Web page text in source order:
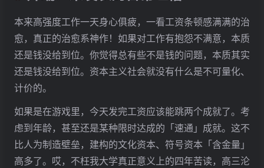
Ti (内向思考 - Introverted Thinking)
Te (外向思考 - Extraverted Thinking)
4. 情感轴 (Feeling Axis) - 追求和谐与价值
Fi (内向情感 - Introverted Feeling)
第二部分：功能轴在人格中的组合与运作
第二回合（分析者 → 对象）
第二回合（对象 → 分析者）
拉康精神分析
本来高强度工作一天身心俱疲，一看工资条顿感满满的治
愈，真正的治愈系神作！如果对工作有抱怨不满意，本质
还是钱没给到位。你觉得总有些不是钱的问题，本质其实
还是钱没给到位。资本主义社会就没有什么是不可量化、
计价的。
如果是在游戏里，今天发完工资应该能跳两个成就了。考
虑到年龄，甚至还是某种限时达成的「速通」成就。这不
比人为制造壁垒，建构的文化资本、符号资本「含金量」
高多了。哎，不枉我大学真正意义上的四年苦读，高三沦